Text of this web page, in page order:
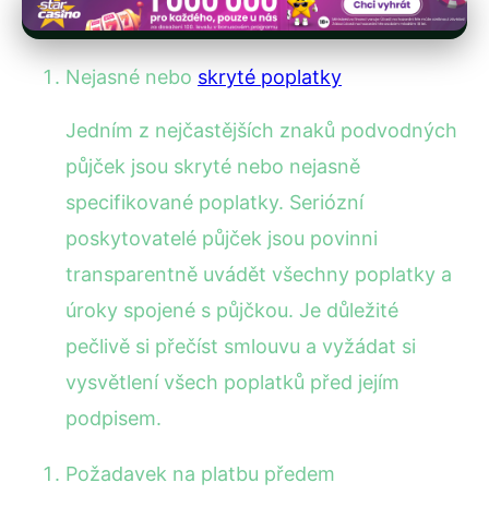
Nejasné nebo skryté poplatky
Jedním z nejčastějších znaků podvodných
půjček jsou skryté nebo nejasně
specifikované poplatky. Seriózní
poskytovatelé půjček jsou povinni
transparentně uvádět všechny poplatky a
úroky spojené s půjčkou. Je důležité
pečlivě si přečíst smlouvu a vyžádat si
vysvětlení všech poplatků před jejím
podpisem.
Požadavek na platbu předem